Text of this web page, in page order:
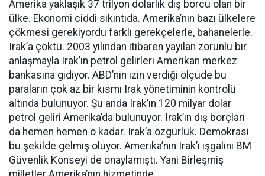
Amerika yaklaşık 37 trilyon dolarlık dış borcu olan bir
ülke. Ekonomi ciddi sıkıntıda. Amerika’nın bazı ülkelere
çökmesi gerekiyordu farklı gerekçelerle, bahanelerle.
Irak’a çöktü. 2003 yılından itibaren yayılan zorunlu bir
anlaşmayla Irak’ın petrol gelirleri Amerikan merkez
bankasına gidiyor. ABD’nin izin verdiği ölçüde bu
paraların çok az bir kısmı Irak yönetiminin kontrolü
altında bulunuyor. Şu anda Irak’ın 120 milyar dolar
petrol geliri Amerika’da bulunuyor. Irak’ın dış borçları
da hemen hemen o kadar. Irak’a özgürlük. Demokrasi
bu şekilde gelmiş oluyor. Amerika’nın Irak’ı işgalini BM
Güvenlik Konseyi de onaylamıştı. Yani Birleşmiş